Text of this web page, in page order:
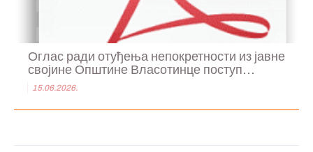
Оглас ради отуђења непокретности из јавне
својине Општине Власотинце поступ...
15.06.2026.